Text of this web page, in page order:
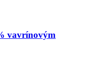
vavrínovým